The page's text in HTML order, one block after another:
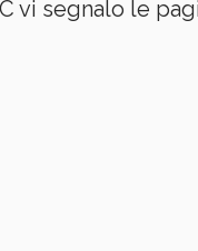
vi segnalo le